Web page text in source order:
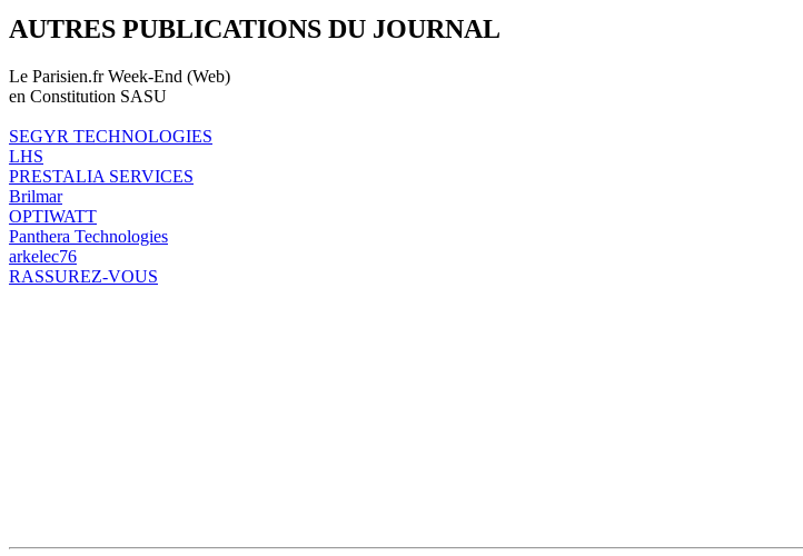
AUTRES PUBLICATIONS DU JOURNAL
Le Parisien.fr Week-End (Web)
en Constitution SASU
SEGYR TECHNOLOGIES
LHS
PRESTALIA SERVICES
Brilmar
OPTIWATT
Panthera Technologies
arkelec76
RASSUREZ-VOUS